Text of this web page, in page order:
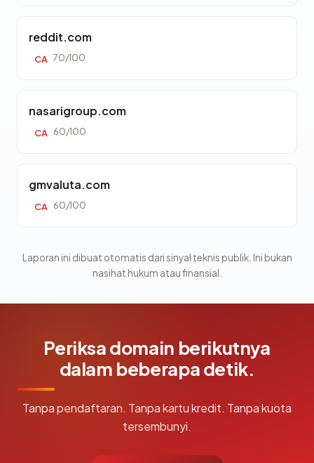
reddit.com
CA 70/100
nasarigroup.com
CA 60/100
gmvaluta.com
CA 60/100
Laporan ini dibuat otomatis dari sinyal teknis publik. Ini bukan
nasihat hukum atau finansial.
Periksa domain berikutnya
dalam beberapa detik.
Tanpa pendaftaran. Tanpa kartu kredit. Tanpa kuota
tersembunyi.